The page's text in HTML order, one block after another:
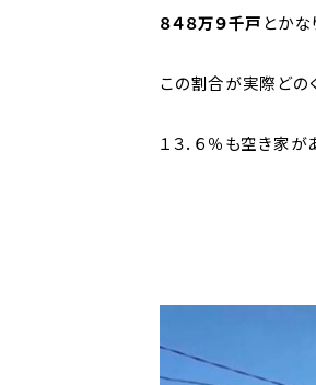
８４８万９千戸 とか
この割合が実際どの
１３．６％も空き家が